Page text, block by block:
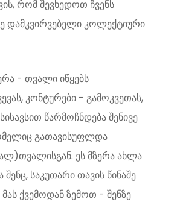
რომ შევხედოთ ჩვენს
დამკვირვებელი კოლექტიური
- თვალი იწყებს
კონტურები - გამოკვეთას,
წარმოჩნდება შენივე
გათავისუფლდა
ეს მზერა ახლა
საკუთარი თავის წინაშე
ქვემოდან ზემოთ - შენზე